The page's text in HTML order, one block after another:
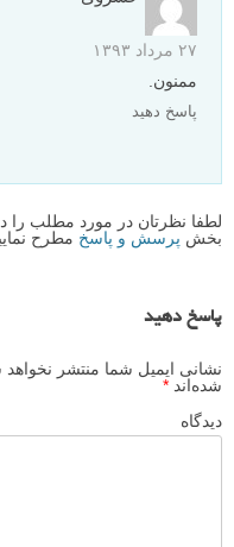
۲۷ مرداد ۱۳۹۳
ممنون.
پاسخ دهید
لطفا نظرتان در مورد مطلب را
بخش پرسش و پاسخ مطرح
پاسخ دهید
نشانی ایمیل شما منتشر نخواهد
شده‌اند *
دیدگاه